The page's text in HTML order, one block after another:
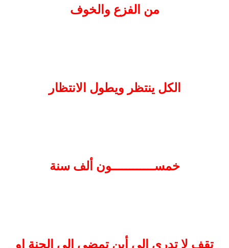
من الفزع والخوف
الكل ينتظر ويطول الانتظار
خمســــــــــــون ألف سنة
تقف لا تدري الي أين تمضي الي الجنة او